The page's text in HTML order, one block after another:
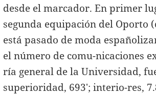
desde el marcador. En primer
segunda equipación del Oporto
está pasado de moda
el número de comu-nicaciones
ría general de la Universidad,
superioridad, 693′; interio-res,